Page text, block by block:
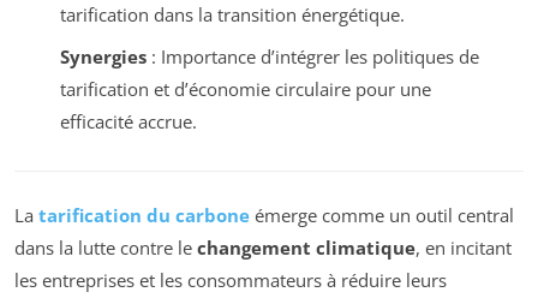
tarification dans la transition énergétique.
Synergies: Importance d’intégrer les politiques de
tarification et d’économie circulaire pour une
efficacité accrue.
La tarification du carbone émerge comme un outil central
dans la lutte contre le changement climatique, en incitant
les entreprises et les consommateurs à réduire leurs